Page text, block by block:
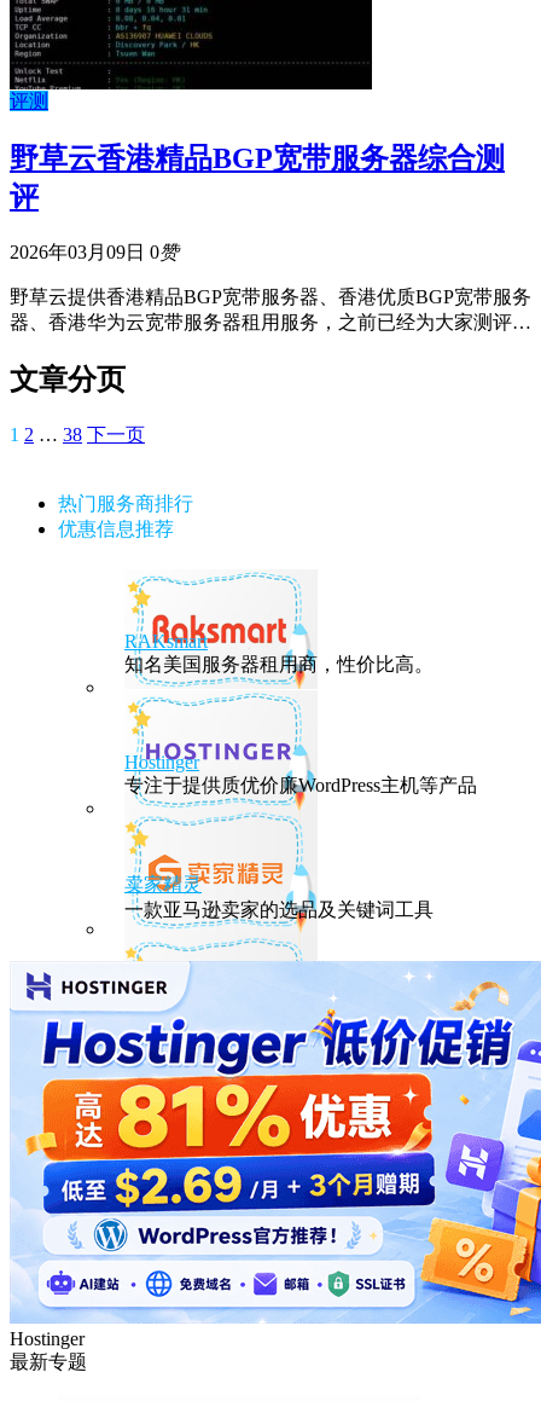
评测
野草云香港精品BGP宽带服务器综合测
评
2026年03月09日 0赞
野草云提供香港精品BGP宽带服务器、香港优质BGP宽带服务
器、香港华为云宽带服务器租用服务，之前已经为大家测评…
文章分页
1 2 … 38 下一页
热门服务商排行
优惠信息推荐
RAKsmart
知名美国服务器租用商，性价比高。
Hostinger
专注于提供质优价廉WordPress主机等产品
卖家精灵
一款亚马逊卖家的选品及关键词工具
HostEase
性能出众的高性价比美国主机，年付六折
DMIT
专注于高品质线路的VPS云服务器
Hostinger
最新专题